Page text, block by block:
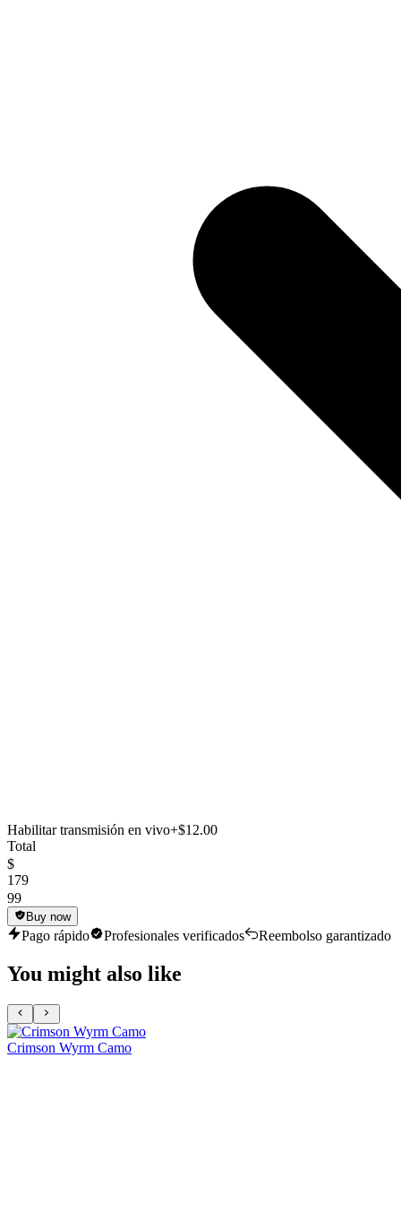
Habilitar transmisión en vivo+$12.00
Total
$
179
99
Buy now
Pago rápido Profesionales verificados Reembolso garantizado
You might also like
Crimson Wyrm Camo